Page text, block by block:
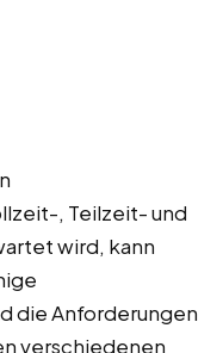
, Teilzeit- und
wird, kann
die Anforderungen
verschiedenen